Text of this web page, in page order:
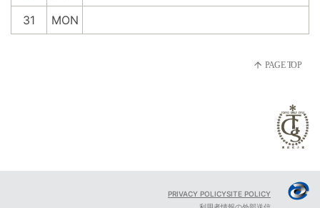
31
MON
PRIVACY POLICYSITE POLICY
利用者情報の外部送信